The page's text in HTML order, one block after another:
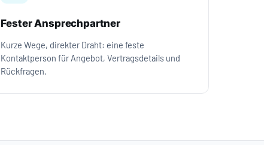
Fester Ansprechpartner
Kurze Wege, direkter Draht: eine feste
Kontaktperson für Angebot, Vertragsdetails und
Rückfragen.